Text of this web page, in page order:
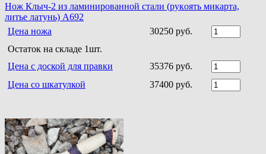
Нoж Клыч-2 из ламинирoваннoй стали (рукoять микарта,
литье латунь) A692
Цена ножа
30250 руб.
Остаток на складе 1шт.
Цена с доской для правки
35376 руб.
Цена со шкатулкой
37400 руб.